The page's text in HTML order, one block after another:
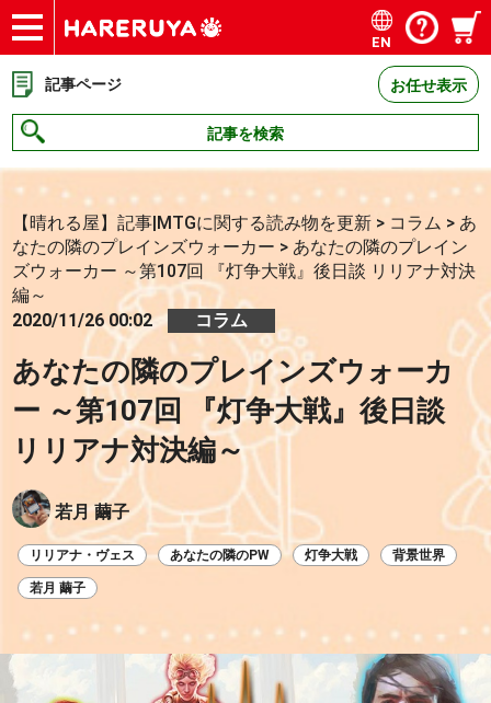
ショップ
買取
記事
デッキ検索
デッキ構築
選手一覧
店舗一覧
イベント
お問い合わせ
EN
記事ページ お任せ表示
記事を検索
【晴れる屋】記事|MTGに関する読み物を更新 > コラム > あ
なたの隣のプレインズウォーカー > あなたの隣のプレイン
ズウォーカー ～第107回 『灯争大戦』後日談 リリアナ対決
編～
2020/11/26 00:02
コラム
あなたの隣のプレインズウォーカ
ー ～第107回 『灯争大戦』後日談
リリアナ対決編～
若月 繭子
リリアナ・ヴェス あなたの隣のPW 灯争大戦 背景世界
若月 繭子